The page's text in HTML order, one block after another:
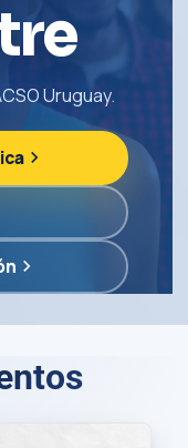
Uruguay.